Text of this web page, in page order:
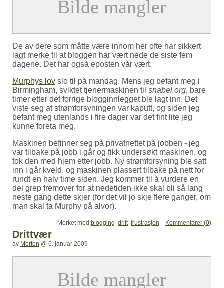
De av dere som måtte være innom her ofte har sikkert
lagt merke til at bloggen har vært nede de siste fem
dagene. Det har også eposten vår vært.
Murphys lov slo til på mandag. Mens jeg befant meg i
Birmingham, sviktet tjenermaskinen til snabel.org, bare
timer etter det forrige blogginnlegget ble lagt inn. Det
viste seg at strømforsyningen var kaputt, og siden jeg
befant meg utenlands i fire dager var det fint lite jeg
kunne foreta meg.
Maskinen befinner seg på privatnettet på jobben - jeg
var tilbake på jobb i går og fikk undersøkt maskinen, og
tok den med hjem etter jobb. Ny strømforsyning ble satt
inn i går kveld, og maskinen plassert tilbake på nett for
rundt en halv time siden. Jeg kommer til å vurdere en
del grep fremover for at nedetiden ikke skal bli så lang
neste gang dette skjer (for det vil jo skje flere ganger, om
man skal ta Murphy på alvor).
Merket med:blogging drift frustrasjon Kommentarer (0)
Drittvær
av Morten @ 6. januar 2009